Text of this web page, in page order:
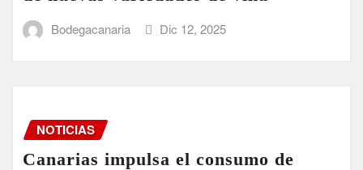
Bodegacanaria Dic 12, 2025
NOTICIAS
Canarias impulsa el consumo de